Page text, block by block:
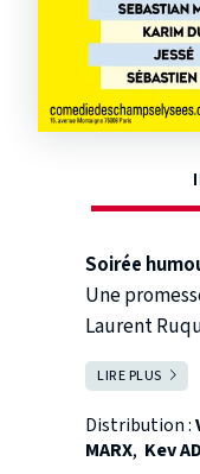
Soirée
Une
Laurent
Autour de
Un lieu
Une soirée
Début d'été.
En raison de
heureux
LIRE PLUS
Distribution :
MARX, Kev